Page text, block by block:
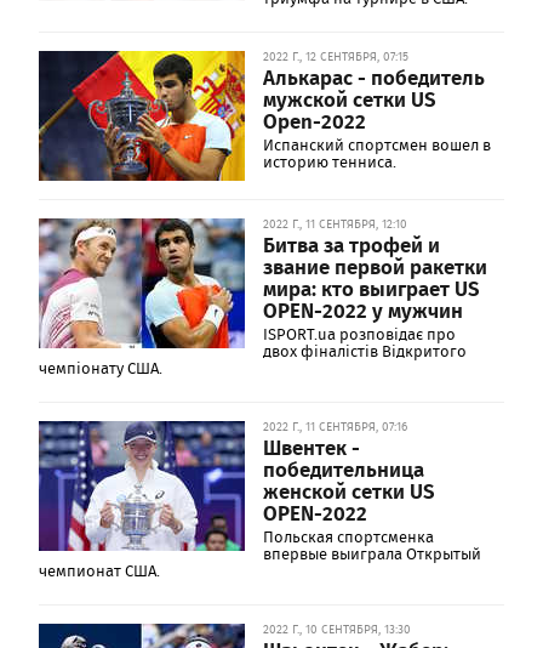
2022 Г., 12 СЕНТЯБРЯ, 07:15
Алькарас - победитель
мужской сетки US
Open-2022
Испанский спортсмен вошел в
историю тенниса.
2022 Г., 11 СЕНТЯБРЯ, 12:10
Битва за трофей и
звание первой ракетки
мира: кто выиграет US
OPEN-2022 у мужчин
ISPORT.ua розповідає про
двох фіналістів Відкритого
чемпіонату США.
2022 Г., 11 СЕНТЯБРЯ, 07:16
Швентек -
победительница
женской сетки US
OPEN-2022
Польская спортсменка
впервые выиграла Открытый
чемпионат США.
2022 Г., 10 СЕНТЯБРЯ, 13:30